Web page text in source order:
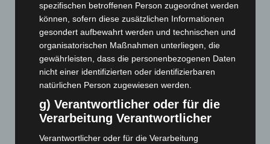
Mann läuft mit Hockeyschläger über A7 – Polizei sucht
Zeugen
5. August 2026
Celle: Mensch stirbt bei Bagger-Unfall auf Baustelle
Gasleitung bei McDonald’s-Umbau in Langenhagen
beschädigt
spezifischen betroffenen Person zugeordnet werden
können, sofern diese zusätzlichen Informationen
gesondert aufbewahrt werden und technischen und
organisatorischen Maßnahmen unterliegen, die
gewährleisten, dass die personenbezogenen Daten
nicht einer identifizierten oder identifizierbaren
natürlichen Person zugewiesen werden.
g) Verantwortlicher oder für die
Verarbeitung Verantwortlicher
Verantwortlicher oder für die Verarbeitung